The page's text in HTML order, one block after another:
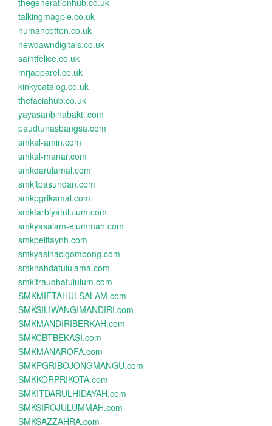
thegenerationhub.co.uk
talkingmagpie.co.uk
humancotton.co.uk
newdawndigitals.co.uk
saintfelice.co.uk
mrjapparel.co.uk
kinkycatalog.co.uk
thefaciahub.co.uk
yayasanbinabakti.com
paudtunasbangsa.com
smkal-amin.com
smkal-manar.com
smkdarulamal.com
smkitpasundan.com
smkpgrikamal.com
smktarbiyatululum.com
smkyasalam-elummah.com
smkpelitaynh.com
smkyasinacigombong.com
smknahdatululama.com
smkitraudhatululum.com
SMKMIFTAHULSALAM.com
SMKSILIWANGIMANDIRI.com
SMKMANDIRIBERKAH.com
SMKCBTBEKASI.com
SMKMANAROFA.com
SMKPGRIBOJONGMANGU.com
SMKKORPRIKOTA.com
SMKITDARULHIDAYAH.com
SMKSIROJULUMMAH.com
SMKSAZZAHRA.com